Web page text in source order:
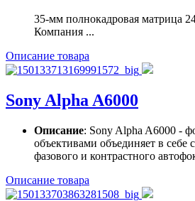
35-мм полнокадровая матрица
Компания ...
Описание товара
Sony Alpha A6000
Описание: Sony Alpha A6000 -
объективами объединяет в себе
фазового и контрастного
Описание товара